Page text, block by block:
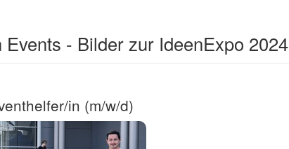
- Bilder zur IdeenExpo 2024
in (m/w/d)